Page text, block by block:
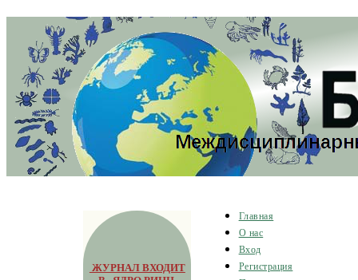
ЖУРНАЛ ВХОДИТ
Главная
О нас
Вход
Регистрация